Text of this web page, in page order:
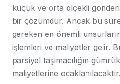
küçük ve orta ölçekli
bir çözümdür. Ancak bu
gereken en önemli
işlemleri ve maliyetler gelir.
parsiyel taşımacılığın
maliyetlerine odaklanılacaktır.